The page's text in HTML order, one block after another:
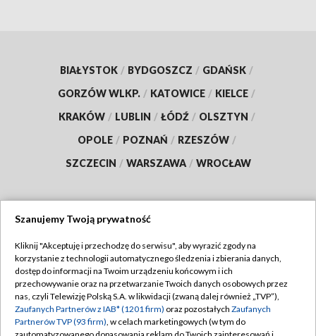
BIAŁYSTOK / BYDGOSZCZ / GDAŃSK /
GORZÓW WLKP. / KATOWICE / KIELCE /
KRAKÓW / LUBLIN / ŁÓDŹ / OLSZTYN /
OPOLE / POZNAŃ / RZESZÓW /
SZCZECIN / WARSZAWA / WROCŁAW
TVP
Abonament TVP
Emisja w TVP
Centrum informacji TVP
Regulamin TVP
Polityka prywatności
Moje zgody
Szanujemy Twoją prywatność
Kliknij "Akceptuję i przechodzę do serwisu", aby wyrazić zgody na
korzystanie z technologii automatycznego śledzenia i zbierania danych,
dostęp do informacji na Twoim urządzeniu końcowym i ich
przechowywanie oraz na przetwarzanie Twoich danych osobowych przez
nas, czyli Telewizję Polską S.A. w likwidacji (zwaną dalej również „TVP”),
Zaufanych Partnerów z IAB* (1201 firm) oraz pozostałych Zaufanych
Partnerów TVP (93 firm), w celach marketingowych (w tym do